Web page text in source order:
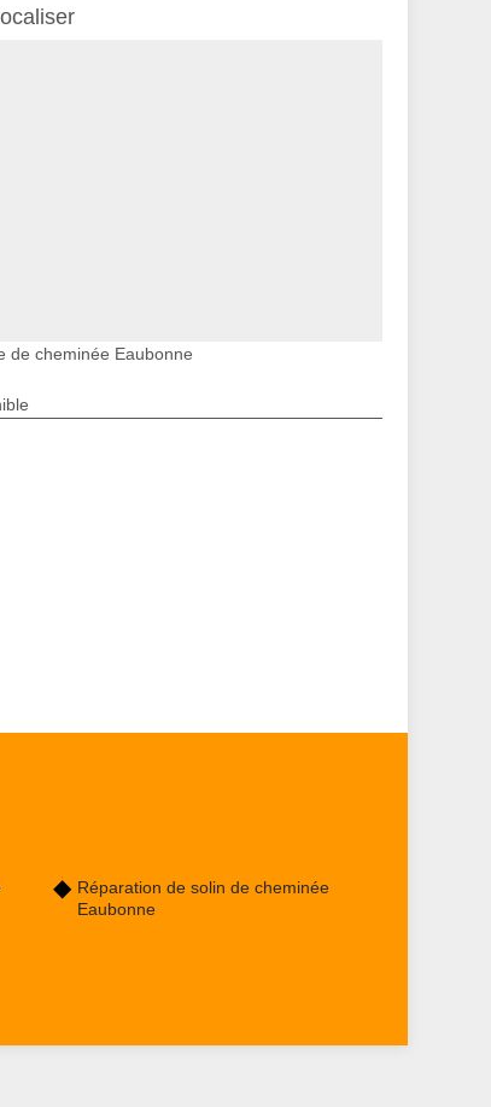
de cheminée Eaubonne
Réparation de solin de cheminée
Eaubonne